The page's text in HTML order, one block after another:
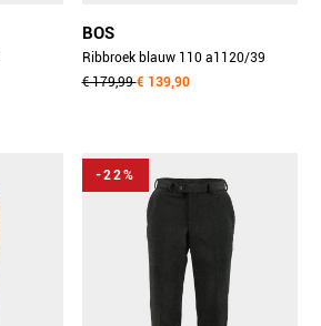
BOS
Ribbroek blauw 110 a1120/39
€ 179,99€ 139,90
-22%